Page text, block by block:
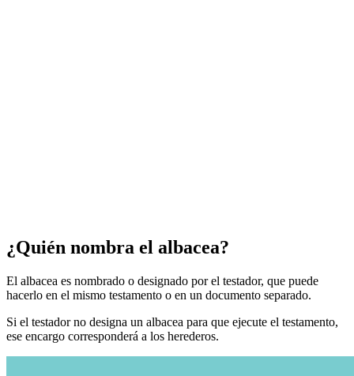
¿Quién nombra el albacea?
El albacea es nombrado o designado por el testador, que puede
hacerlo en el mismo testamento o en un documento separado.
Si el testador no designa un albacea para que ejecute el testamento,
ese encargo corresponderá a los herederos.